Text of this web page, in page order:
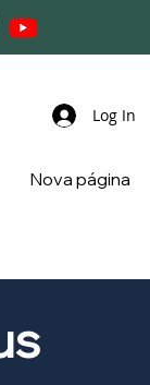
Log In
Nova página